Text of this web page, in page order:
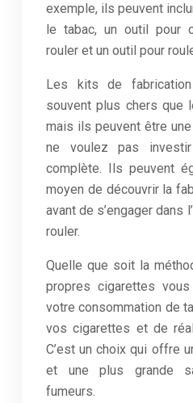
exemple, ils peuvent
le tabac, un outil pour
rouler et un outil pour
Les kits de
souvent plus chers que
mais ils peuvent être
ne voulez pas
complète. Ils peuvent
moyen de découvrir la
avant de s’engager dans
rouler.
Quelle que soit la
propres cigarettes
votre consommation de
vos cigarettes et de
C’est un choix qui offre
et une plus grande
fumeurs.